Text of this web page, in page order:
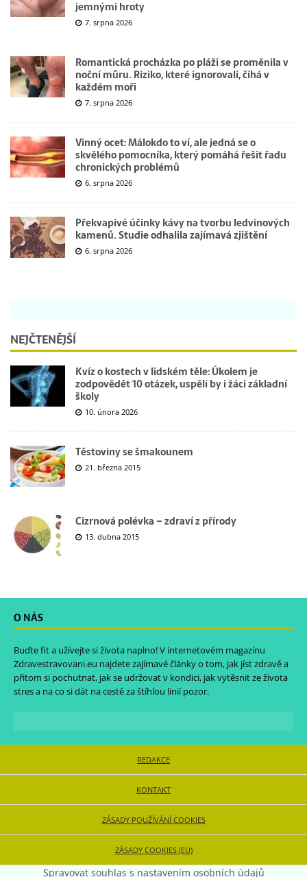
jemnými hroty
7. srpna 2026
Romantická procházka po pláži se proměnila v
noční můru. Riziko, které ignorovali, číhá v
každém moři
7. srpna 2026
Vinný ocet: Málokdo to ví, ale jedná se o
skvělého pomocníka, který pomáhá řešit řadu
chronických problémů
6. srpna 2026
Překvapivé účinky kávy na tvorbu ledvinových
kamenů. Studie odhalila zajímavá zjištění
6. srpna 2026
NEJČTENĚJŠÍ
Kvíz o kostech v lidském těle: Úkolem je
zodpovědět 10 otázek, uspěli by i žáci základní
školy
10. února 2026
Těstoviny se šmakounem
21. března 2015
Cizrnová polévka – zdraví z přírody
13. dubna 2015
O NÁS
Buďte fit a užívejte si života naplno! V internetovém magazínu
Zdravestravovani.eu najdete zajímavé články o tom, jak jíst zdravě a
přitom si pochutnat, jak se udržovat v kondici, jak vytěsnit ze života
stres a na co si dát na cestě za štíhlou linií pozor.
REDAKCE
KONTAKT
ZÁSADY POUŽÍVÁNÍ COOKIES
ZÁSADY COOKIES (EU)
Spravovat souhlas s nastavením osobních údajů